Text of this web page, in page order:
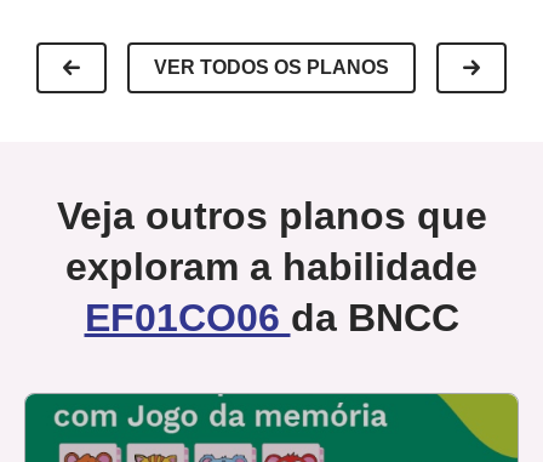
VER TODOS OS PLANOS
Veja outros planos que
exploram a habilidade
EF01CO06 da BNCC